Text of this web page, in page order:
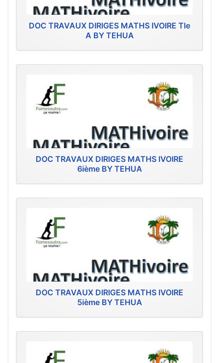
DOC TRAVAUX DIRIGES MATHS IVOIRE Tle
A BY TEHUA
DOC TRAVAUX DIRIGES MATHS IVOIRE
6ième BY TEHUA
DOC TRAVAUX DIRIGES MATHS IVOIRE
5ième BY TEHUA